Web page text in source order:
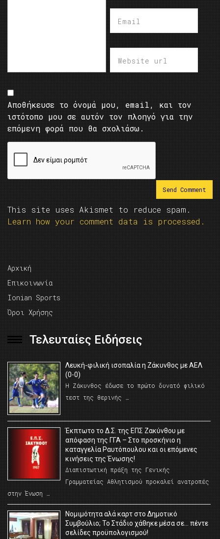
Αποθήκευσε το όνομά μου, email, και τον
ιστότοπο μου σε αυτόν τον πλοηγό για την
επόμενη φορά που θα σχολιάσω.
This site uses Akismet to reduce spam.
Learn how your comment data is processed.
Αρχική
Επικοινωνία
Ionian Sports
Όροι Χρήσης
Τελευταίες Ειδήσεις
Λευκή-φιλική ισοπαλία η Ζάκυνθος με ΑΕΛ
(0-0)
Η Ζάκυνθος έδωσε το πρώτο δυνατό φιλικό
τεστ της θερινής …
Έκπτωτο το Δ.Σ. της ΕΠΣ Ζακύνθου με
απόφαση της ΓΓΑ – Στο προσκήνιο η
καταγγελία Ραυτόπουλου και οι επόμενες
κινήσεις της Ένωσης!
Διαπιστωτική πράξη της Γενικής
Γραμματείας Αθλητισμού προκαλεί ανατροπές
στην Ένωση …
Νομιμότητα αλά καρτ στο Δημοτικό
Συμβούλιο; Το Στάδιο χάθηκε μέσα σε… πέντε
σελίδες προϋπολογισμού!